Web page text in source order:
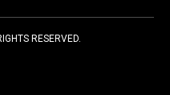
RESERVED.